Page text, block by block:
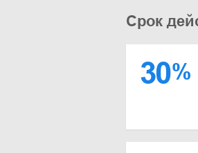
Срок
30%